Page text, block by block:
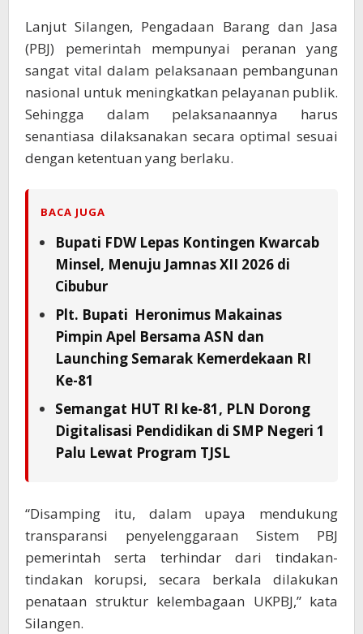
Lanjut Silangen, Pengadaan Barang dan Jasa
(PBJ) pemerintah mempunyai peranan yang
sangat vital dalam pelaksanaan pembangunan
nasional untuk meningkatkan pelayanan publik.
Sehingga dalam pelaksanaannya harus
senantiasa dilaksanakan secara optimal sesuai
dengan ketentuan yang berlaku.
BACA JUGA
Bupati FDW Lepas Kontingen Kwarcab
Minsel, Menuju Jamnas XII 2026 di
Cibubur
Plt. Bupati Heronimus Makainas
Pimpin Apel Bersama ASN dan
Launching Semarak Kemerdekaan RI
Ke-81
Semangat HUT RI ke-81, PLN Dorong
Digitalisasi Pendidikan di SMP Negeri 1
Palu Lewat Program TJSL
“Disamping itu, dalam upaya mendukung
transparansi penyelenggaraan Sistem PBJ
pemerintah serta terhindar dari tindakan-
tindakan korupsi, secara berkala dilakukan
penataan struktur kelembagaan UKPBJ,” kata
Silangen.